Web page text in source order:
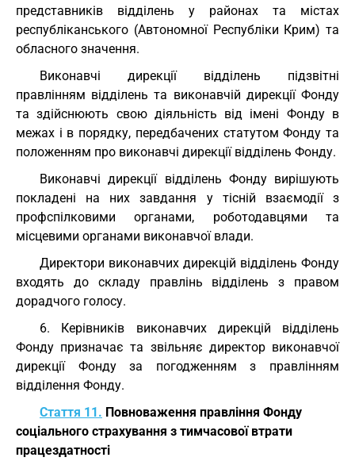
представників відділень у районах та містах
республіканського (Автономної Республіки Крим) та
обласного значення.
Виконавчі дирекції відділень підзвітні
правлінням відділень та виконавчій дирекції Фонду
та здійснюють свою діяльність від імені Фонду в
межах і в порядку, передбачених статутом Фонду та
положенням про виконавчі дирекції відділень Фонду.
Виконавчі дирекції відділень Фонду вирішують
покладені на них завдання у тісній взаємодії з
профспілковими органами, роботодавцями та
місцевими органами виконавчої влади.
Директори виконавчих дирекцій відділень Фонду
входять до складу правлінь відділень з правом
дорадчого голосу.
6. Керівників виконавчих дирекцій відділень
Фонду призначає та звільняє директор виконавчої
дирекції Фонду за погодженням з правлінням
відділення Фонду.
Стаття 11. Повноваження правління Фонду
соціального страхування з тимчасової втрати
працездатності